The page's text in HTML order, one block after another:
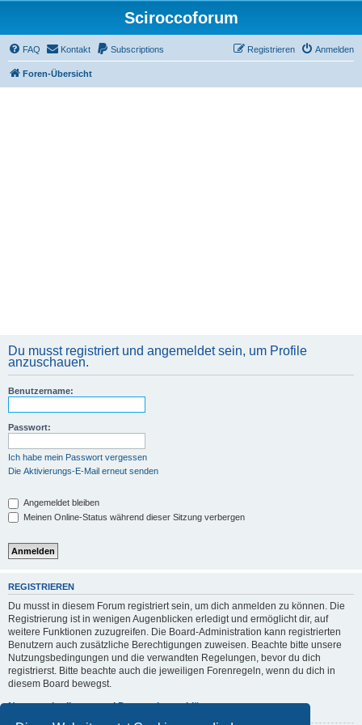
Sciroccoforum
FAQ Kontakt Subscriptions Anmelden
Registrieren
Foren-Übersicht
Du musst registriert und angemeldet sein, um Profile
anzuschauen.
Benutzername:
Passwort:
Ich habe mein Passwort vergessen
Die Aktivierungs-E-Mail erneut senden
Angemeldet bleiben
Meinen Online-Status während dieser Sitzung verbergen
REGISTRIEREN
Du musst in diesem Forum registriert sein, um dich anmelden zu können. Die
Registrierung ist in wenigen Augenblicken erledigt und ermöglicht dir, auf
weitere Funktionen zuzugreifen. Die Board-Administration kann registrierten
Benutzern auch zusätzliche Berechtigungen zuweisen. Beachte bitte unsere
Nutzungsbedingungen und die verwandten Regelungen, bevor du dich
registrierst. Bitte beachte auch die jeweiligen Forenregeln, wenn du dich in
diesem Board bewegst.
Nutzungsbedingungen|Datenschutzerklärung